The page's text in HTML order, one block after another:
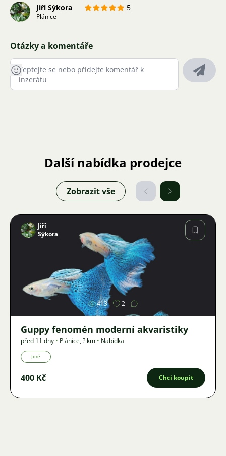
Jiří Sýkora 5
Plánice
Otázky a komentáře
Další nabídka prodejce
Zobrazit vše
Obrázek
Jiří
Sýkora
413 2
Guppy fenomén moderní akvaristiky
před 11 dny • Plánice,? km • Nabídka
Jiné
400 Kč Chci koupit